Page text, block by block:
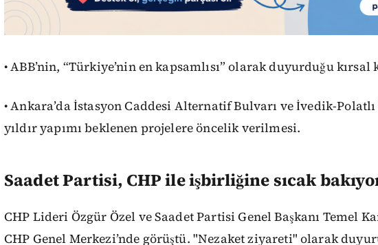
• ABB’nin, “Türkiye’nin en kapsamlısı” olarak duyurduğu
• Ankara’da İstasyon Caddesi Alternatif Bulvarı ve İvedik-
yıldır yapımı beklenen projelere öncelik verilmesi.
Saadet Partisi, CHP ile işbirliğine sıcak
CHP Lideri Özgür Özel ve Saadet Partisi Genel Başkanı Temel
CHP Genel Merkezi’nde görüştü. "Nezaket ziyareti" olarak